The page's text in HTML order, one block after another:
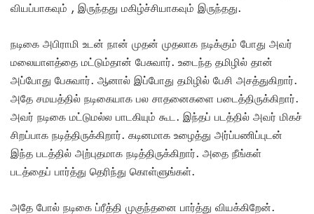
வியப்பாகவும் , இருந்தது மகிழ்ச்சியாகவும் இருந்தது.
நடிகை அபிராமி உடன் நான் முதன் முதலாக நடிக்கும் போது அவர்
மலையாளத்தை மட்டும்தான் பேசுவார். உடைந்த தமிழில் தான்
அப்போது பேசுவார். ஆனால் இப்போது தமிழில் பேசி அசத்துகிறார்.
அதே சமயத்தில் நடிகையாக பல சாதனைகளை படைத்திருக்கிறார்.
அவர் நடிகை மட்டுமல்ல பாடகியும் கூட. இந்தப் படத்தில் அவர் மிகச்
சிறப்பாக நடித்திருக்கிறார். கடினமாக உழைத்து அர்ப்பணிப்புடன்
இந்த படத்தில் அற்புதமாக நடித்திருக்கிறார். அதை நீங்கள்
படத்தைப் பார்த்து தெரிந்து கொள்ளுங்கள்.
அதே போல் நடிகை ப்ரீத்தி முகுந்தனை பார்த்து வியக்கிறேன்.